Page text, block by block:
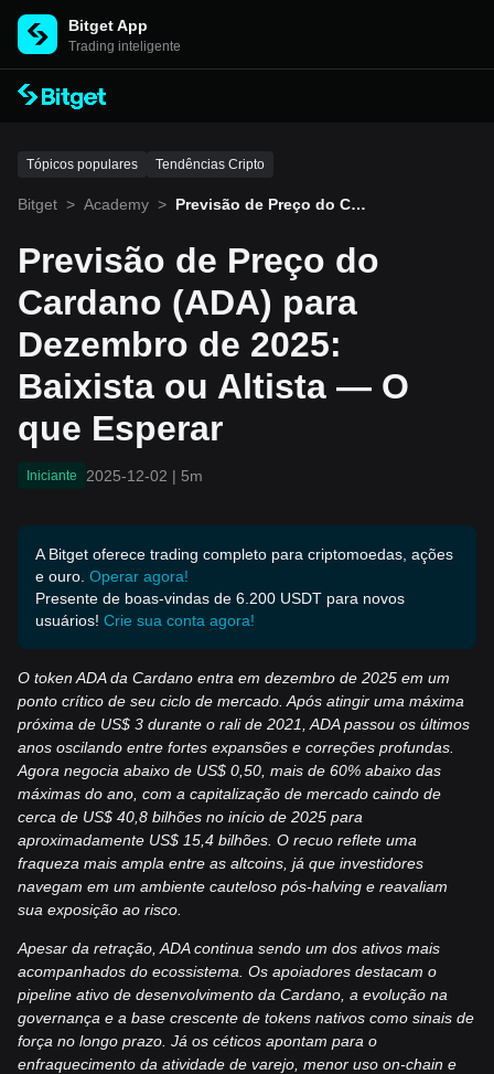
Bitget App
Trading inteligente
Tópicos populares Tendências Cripto
Bitget > Academy > Previsão de Preço do Car
sta — O que Esperar
Previsão de Preço do
Cardano (ADA) para
Dezembro de 2025:
Baixista ou Altista — O
que Esperar
Iniciante 2025-12-02 | 5m
A Bitget oferece trading completo para criptomoedas, ações
e ouro. Operar agora!
Presente de boas-vindas de 6.200 USDT para novos
usuários! Crie sua conta agora!
O token ADA da Cardano entra em dezembro de 2025 em um
ponto crítico de seu ciclo de mercado. Após atingir uma máxima
próxima de US$ 3 durante o rali de 2021, ADA passou os últimos
anos oscilando entre fortes expansões e correções profundas.
Agora negocia abaixo de US$ 0,50, mais de 60% abaixo das
máximas do ano, com a capitalização de mercado caindo de
cerca de US$ 40,8 bilhões no início de 2025 para
aproximadamente US$ 15,4 bilhões. O recuo reflete uma
fraqueza mais ampla entre as altcoins, já que investidores
navegam em um ambiente cauteloso pós-halving e reavaliam
sua exposição ao risco.
Apesar da retração, ADA continua sendo um dos ativos mais
acompanhados do ecossistema. Os apoiadores destacam o
pipeline ativo de desenvolvimento da Cardano, a evolução na
governança e a base crescente de tokens nativos como sinais de
força no longo prazo. Já os céticos apontam para o
enfraquecimento da atividade de varejo, menor uso on-chain e